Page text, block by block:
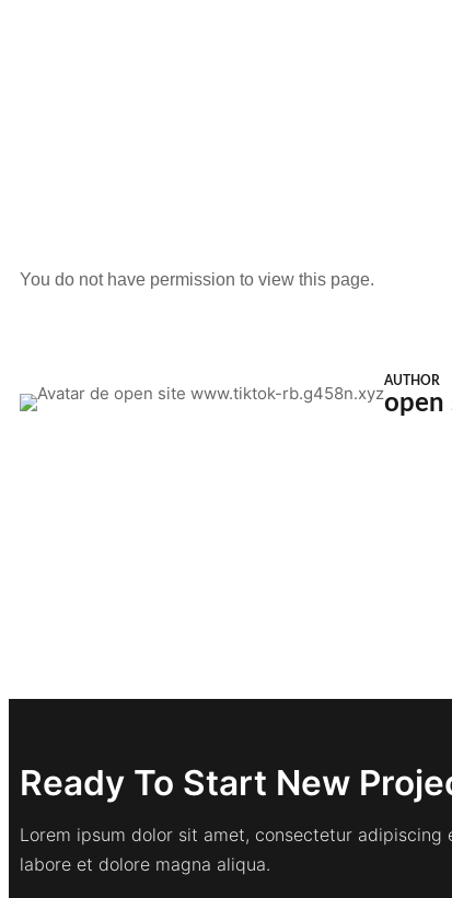
You do not have permission to view this page.
AUTHOR
open
Ready To Start New
Lorem ipsum dolor sit amet, consectetur
labore et dolore magna aliqua.